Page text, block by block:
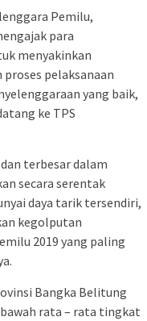
Pemilu,
para
menyakinkan
pelaksanaan
yang baik,
ke TPS
terbesar dalam
secara serentak
daya tarik tersendiri,
kegolputan
2019 yang paling
Bangka Belitung
rata – rata tingkat